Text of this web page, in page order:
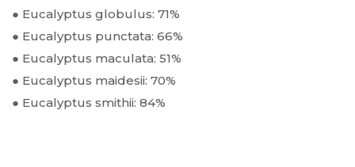
● Eucalyptus globulus: 71%
● Eucalyptus punctata: 66%
● Eucalyptus maculata: 51%
● Eucalyptus maidesii: 70%
● Eucalyptus smithii: 84%